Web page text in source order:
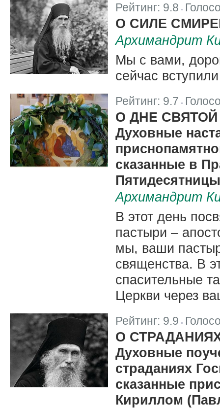
Рейтинг: 9.8 |
О СИЛЕ
Архимандрит
Мы с вами,
сейчас
Рейтинг: 9.7 |
О ДНЕ
Духовные
сказанные в
Пятидесятницы
Архимандрит
В этот день
пастыри –
мы, ваши
священства. В
спасительные
Церкви через
Рейтинг: 9.9 |
О
Духовные
страданиях
сказанные
Кириллом